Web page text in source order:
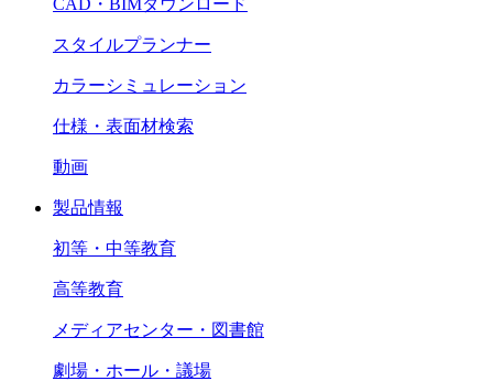
CAD・BIMダウンロード
スタイルプランナー
カラーシミュレーション
仕様・表面材検索
動画
製品情報
初等・中等教育
高等教育
メディアセンター・図書館
劇場・ホール・議場